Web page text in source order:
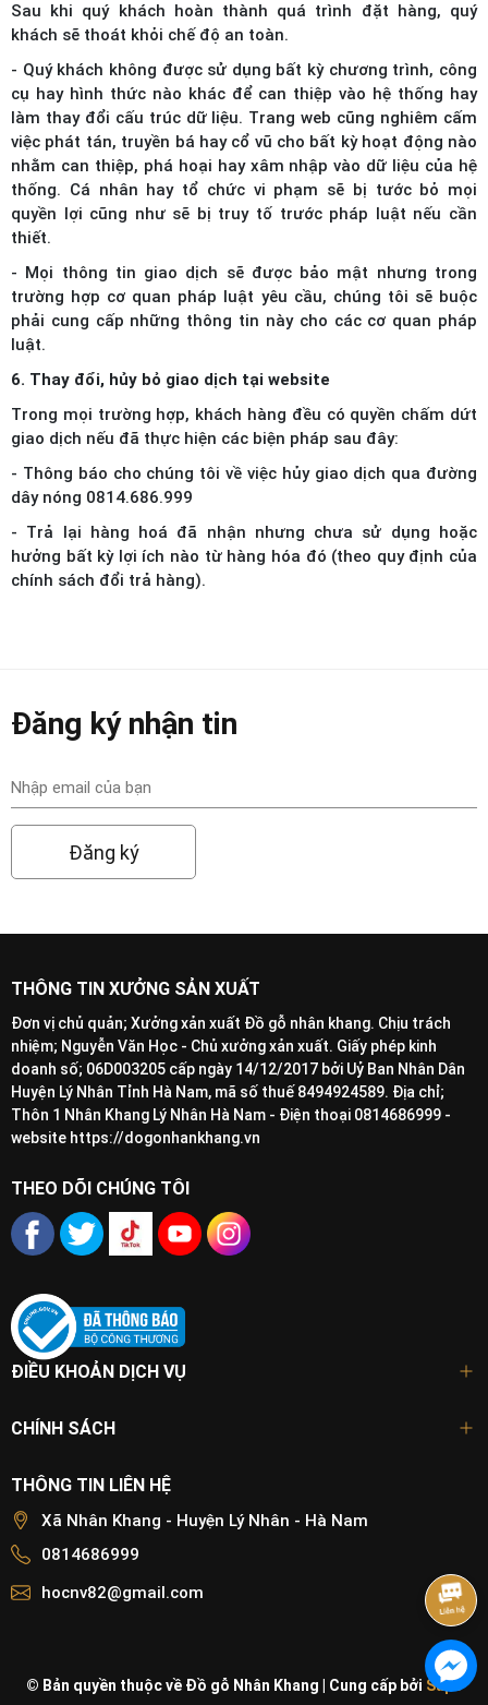
Sau khi quý khách hoàn thành quá trình đặt hàng, quý
khách sẽ thoát khỏi chế độ an toàn.
- Quý khách không được sử dụng bất kỳ chương trình, công
cụ hay hình thức nào khác để can thiệp vào hệ thống hay
làm thay đổi cấu trúc dữ liệu. Trang web cũng nghiêm cấm
việc phát tán, truyền bá hay cổ vũ cho bất kỳ hoạt động nào
nhằm can thiệp, phá hoại hay xâm nhập vào dữ liệu của hệ
thống. Cá nhân hay tổ chức vi phạm sẽ bị tước bỏ mọi
quyền lợi cũng như sẽ bị truy tố trước pháp luật nếu cần
thiết.
- Mọi thông tin giao dịch sẽ được bảo mật nhưng trong
trường hợp cơ quan pháp luật yêu cầu, chúng tôi sẽ buộc
phải cung cấp những thông tin này cho các cơ quan pháp
luật.
6. Thay đổi, hủy bỏ giao dịch tại website
Trong mọi trường hợp, khách hàng đều có quyền chấm dứt
giao dịch nếu đã thực hiện các biện pháp sau đây:
- Thông báo cho chúng tôi về việc hủy giao dịch qua đường
dây nóng 0814.686.999
- Trả lại hàng hoá đã nhận nhưng chưa sử dụng hoặc
hưởng bất kỳ lợi ích nào từ hàng hóa đó (theo quy định của
chính sách đổi trả hàng).
Đăng ký nhận tin
Đăng ký
THÔNG TIN XƯỞNG SẢN XUẤT
Đơn vị chủ quản; Xưởng xản xuất Đồ gỗ nhân khang. Chịu trách
nhiệm; Nguyễn Văn Học - Chủ xưởng xản xuất. Giấy phép kinh
doanh số; 06D003205 cấp ngày 14/12/2017 bởi Uỷ Ban Nhân Dân
Huyện Lý Nhân Tỉnh Hà Nam, mã số thuế 8494924589. Địa chỉ;
Thôn 1 Nhân Khang Lý Nhân Hà Nam - Điện thoại 0814686999 -
website https://dogonhankhang.vn
THEO DÕI CHÚNG TÔI
ĐIỀU KHOẢN DỊCH VỤ
CHÍNH SÁCH
THÔNG TIN LIÊN HỆ
Xã Nhân Khang - Huyện Lý Nhân - Hà Nam
0814686999
hocnv82@gmail.com
© Bản quyền thuộc về Đồ gỗ Nhân Khang | Cung cấp bởi Sapo